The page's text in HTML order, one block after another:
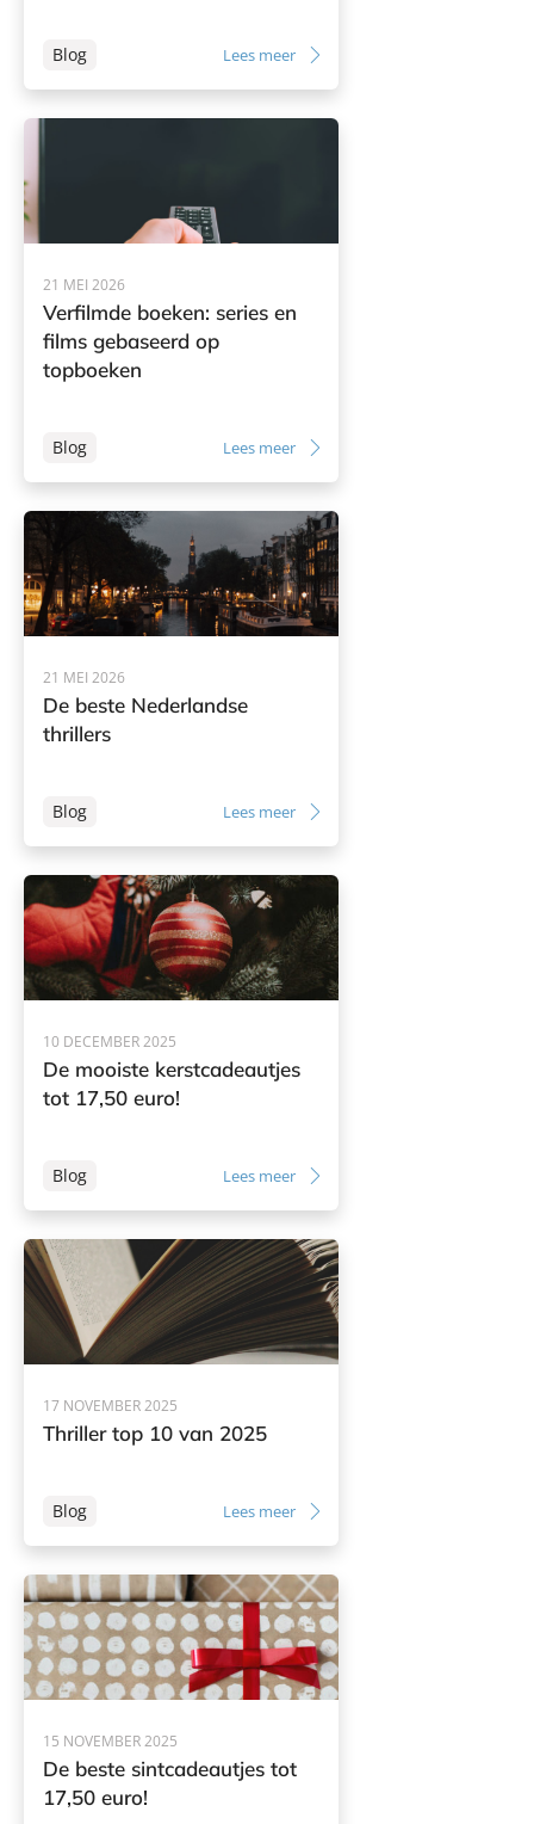
Blog Lees meer
21 MEI 2026
Verfilmde boeken: series en
films gebaseerd op
topboeken
Blog Lees meer
21 MEI 2026
De beste Nederlandse
thrillers
Blog Lees meer
10 DECEMBER 2025
De mooiste kerstcadeautjes
tot 17,50 euro!
Blog Lees meer
17 NOVEMBER 2025
Thriller top 10 van 2025
Blog Lees meer
15 NOVEMBER 2025
De beste sintcadeautjes tot
17,50 euro!